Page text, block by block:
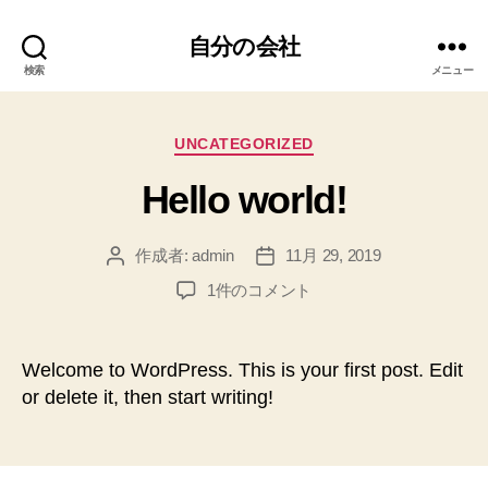
検索
自分の会社
メニュー
カ
ゴ
リ
UNCATEGORIZED
Hello world!
投
作成者:admin
投
稿
11月 29, 2019
Hello
1件のコメント
Welcome to WordPress. This is your first post. Edit
or delete it, then start writing!